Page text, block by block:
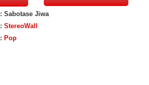
: Sabotase Jiwa
: StereoWall
: Pop